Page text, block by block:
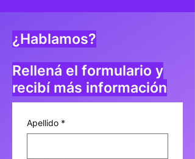
¿Hablamos?
Rellená el formulario y
recibí más información
Apellido *